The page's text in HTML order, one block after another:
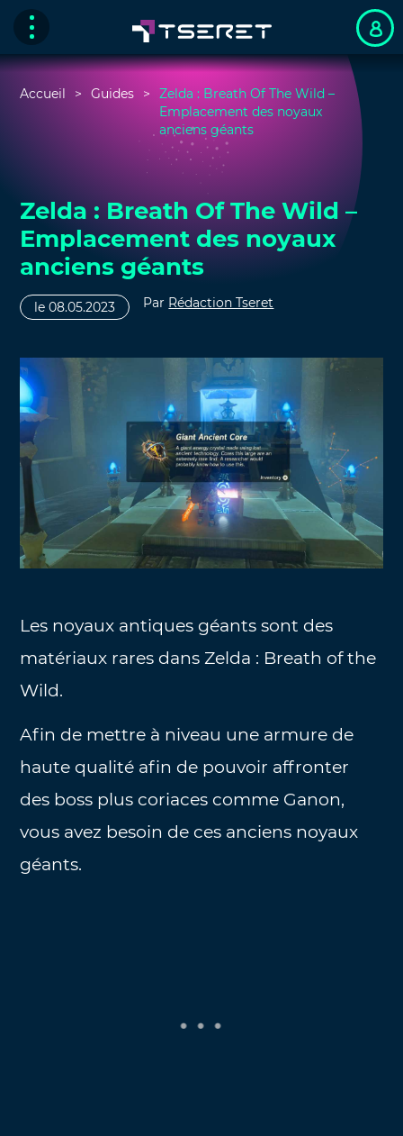
Accueil Guides
Zelda : Breath Of The Wild –
Emplacement des noyaux
anciens géants
Zelda : Breath Of The Wild –
Emplacement des noyaux
anciens géants
le 08.05.2023 Par Rédaction Tseret
Les noyaux antiques géants sont des
matériaux rares dans Zelda : Breath of the
Wild.
Afin de mettre à niveau une armure de
haute qualité afin de pouvoir affronter
des boss plus coriaces comme Ganon,
vous avez besoin de ces anciens noyaux
géants.